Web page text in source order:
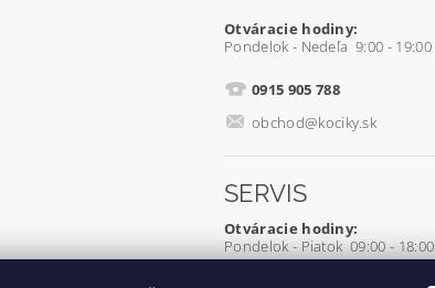
Otváracie hodiny:
Pondelok - Nedeľa 9:00 - 19:00
0915 905 788
obchod@kociky.sk
SERVIS
Otváracie hodiny:
Pondelok - Piatok 09:00 - 18:00